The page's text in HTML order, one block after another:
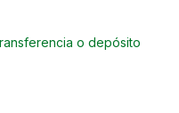
o depósito